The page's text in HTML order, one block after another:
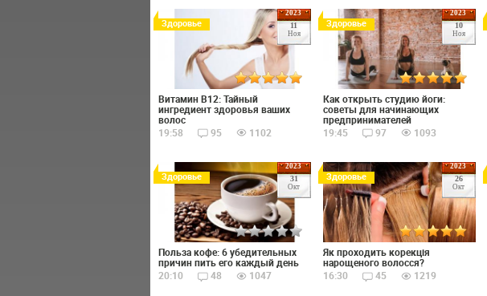
2023
11
Ноя
Здоровье
Витамин B12: Тайный
ингредиент здоровья ваших
волос
19:58
95 1102
2023
10
Ноя
Здоровье
Как открыть студию йоги:
советы для начинающих
предпринимателей
19:45
97 1093
2023
31
Окт
Здоровье
Польза кофе: 6 убедительных
причин пить его каждый день
20:10
48 1047
2023
26
Окт
Здоровье
Як проходить корекція
нарощеного волосся?
16:30
45 1219